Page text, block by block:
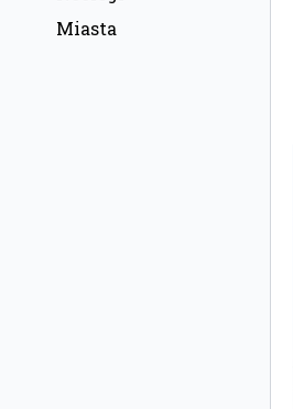
Miasta